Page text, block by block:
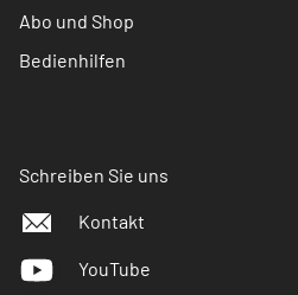
Abo und Shop
Bedienhilfen
Schreiben Sie uns
Kontakt
YouTube